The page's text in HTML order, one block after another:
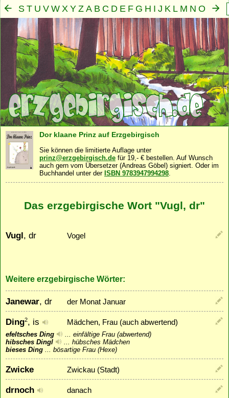
S T U V W X Y Z A B C D E F G H I J K L M N O
P Q R
Mensch
· Seele · Geist· Familie ·Gemeinschaft·
Dor klaane Prinz auf Erzgebirgisch
Sie können die limitierte Auflage unter
prinz@erzgebirgisch.de für 19,- € bestellen. Auf Wunsch
auch gern vom Übersetzer (Andreas Göbel) signiert. Oder im
Buchhandel unter der ISBN 9783947994298.
Das erzgebirgische Wort "Vugl, dr"
Vugl, dr Vogel
Weitere erzgebirgische Wörter:
Janewar, dr der Monat Januar
Ding2, is Mädchen, Frau (auch abwertend)
efeltsches Ding ... einfältige Frau (abwertend)
hibsches Dingl
... hübsches Mädchen
bieses Ding ... bösartige Frau (Hexe)
Zwicke Zwickau (Stadt)
drnoch danach